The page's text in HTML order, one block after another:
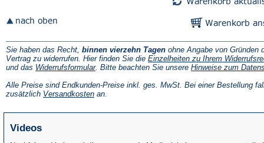
Sie haben das Recht, binnen vierzehn Tagen ohne Angabe von Gründen
Vertrag zu widerrufen. Hier finden Sie die Einzelheiten zu Ihrem
und das Widerrufsformular(Öffnet
einem
neuen
. Bitte beachten Sie unsere Hinweise zum
Alle Preise sind Endkunden-Preise inkl. ges. MwSt. Bei einer Bestellung
zusätzlich Versandkosten(Öffnet
an.
Videos